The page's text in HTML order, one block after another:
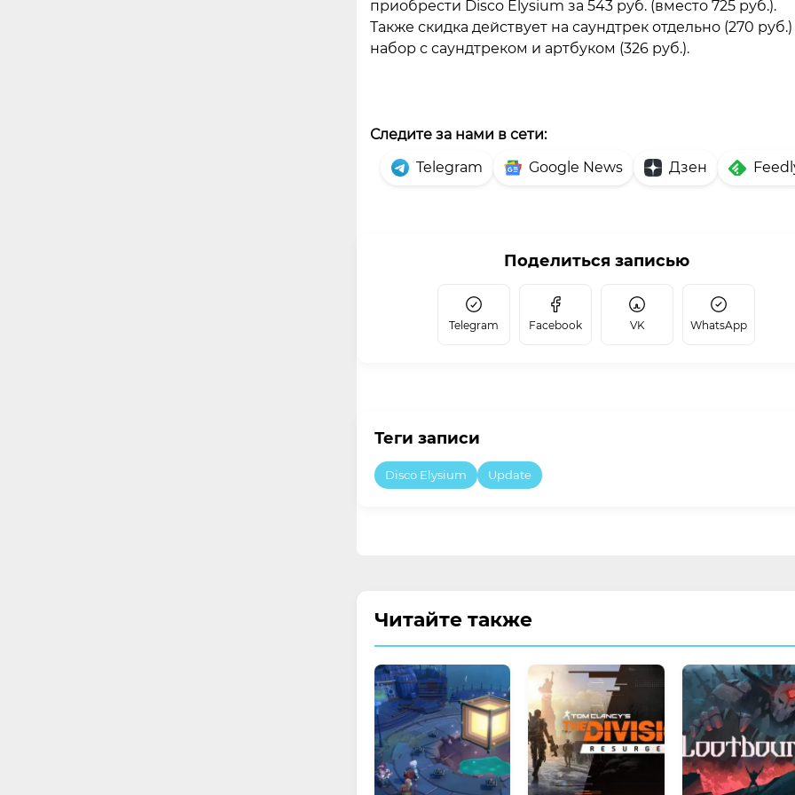
приобрести Disco Elysium за 543 руб. (вместо 725 руб.).
Также скидка действует на саундтрек отдельно (270
набор с саундтреком и артбуком (326 руб.).
Следите за нами в сети:
Telegram
Google News Дзен
Поделиться записью
Telegram Facebook VK WhatsApp
Теги записи
Disco Elysium Update
Читайте также